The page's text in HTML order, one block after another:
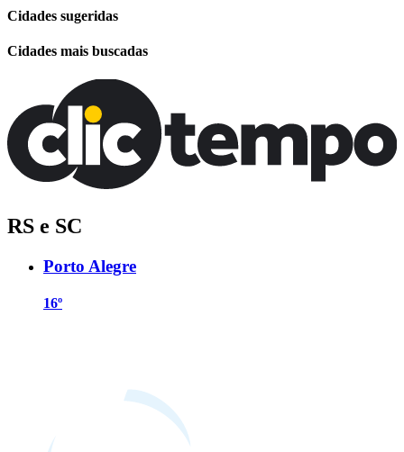
Cidades sugeridas
Cidades mais buscadas
RS e SC
Porto Alegre
16º